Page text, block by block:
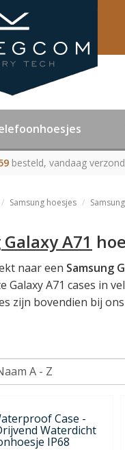
besteld, vandaag
Samsung hoesjes
A71
naar een Samsung
Galaxy A71 cases in
zijn bovendien bij
Case -
Waterdicht
IP68